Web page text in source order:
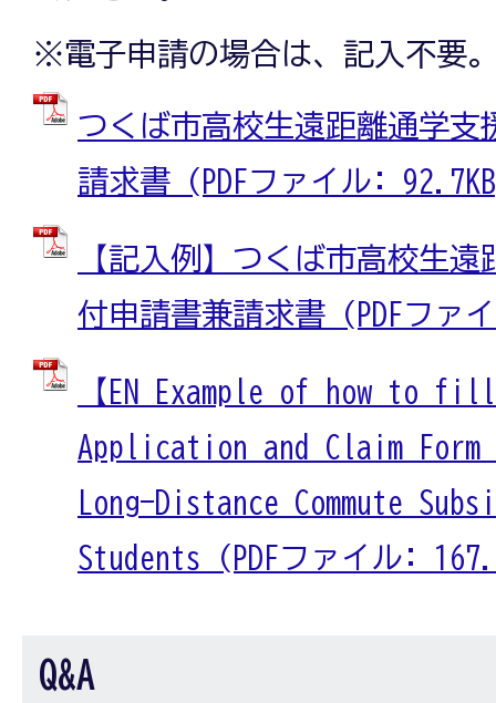
※電子申請の場合は、記入不要
つくば市高校生遠距離通学支
請求書 (PDFファイル:
【記入例】つくば市高校生
付申請書兼請求書 (PDFファ
【EN_Example of how to
Application and Claim
Long-Distance Commute
Students (PDFファイル:
Q&A